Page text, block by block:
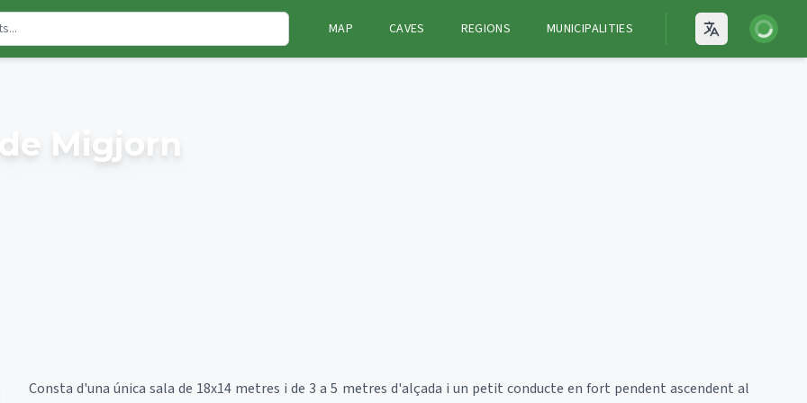
MAP CAVES REGIONS MUNICIPALITIES Open
Login
Migjorn
Consta d'una única sala de 18x14 metres i de 3 a 5 metres d'alçada i un petit conducte en fort pendent ascendent al